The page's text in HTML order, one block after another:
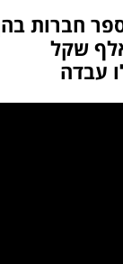
חברות
נאשמת בגנבת למעלה מ-600 אלף שקל
עבדה